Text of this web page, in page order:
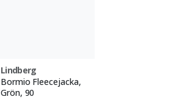
Lindberg
Bormio Fleecejacka,
Grön, 90